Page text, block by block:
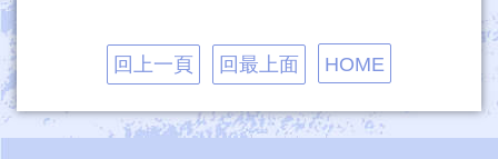
回上一頁 回最上面 HOME